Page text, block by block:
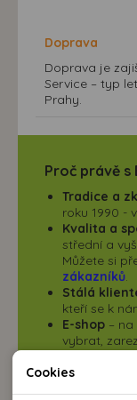
Doprava
Doprava je
Service – typ
Prahy.
Proč právě s
Tradice a
roku 1990 -
Kvalita a
střední a
Můžete si
zákazníků.
Stálá
kteří se k
E-shop –
vybrat,
Cookies